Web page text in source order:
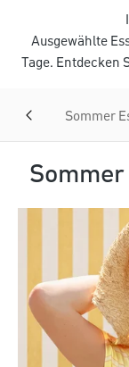
Ausgewählte
Tage. Entdecken
Sommer